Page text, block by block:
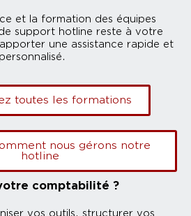
et la formation des équipes
support hotline reste à votre
une assistance rapide et
toutes les formations
nous gérons notre
hotline
comptabilité ?